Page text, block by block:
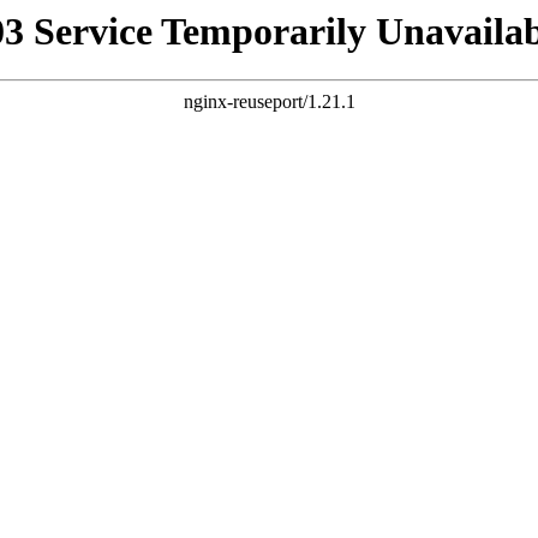
Service Temporarily
nginx-reuseport/1.21.1